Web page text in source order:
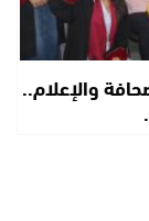
والإعلام..